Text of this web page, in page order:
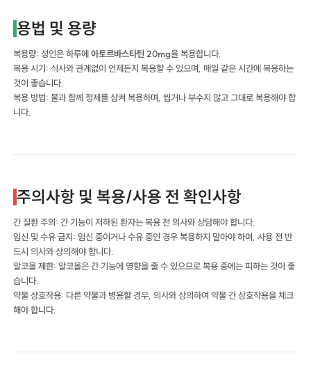
용법 및 용량
복용량: 성인은 하루에아토르바스타틴 20mg을 복용합니다.
복용 시기: 식사와 관계없이 언제든지 복용할 수 있으며, 매일 같은 시간에 복용하는
것이 좋습니다.
복용 방법: 물과 함께 정제를 삼켜 복용하며, 씹거나 부수지 않고 그대로 복용해야 합
니다.
주의사항 및 복용/사용 전 확인사항
간 질환 주의: 간 기능이 저하된 환자는 복용 전 의사와 상담해야 합니다.
임신 및 수유 금지: 임신 중이거나 수유 중인 경우 복용하지 말아야 하며, 사용 전 반
드시 의사와 상의해야 합니다.
알코올 제한: 알코올은 간 기능에 영향을 줄 수 있으므로 복용 중에는 피하는 것이 좋
습니다.
약물 상호작용: 다른 약물과 병용할 경우, 의사와 상의하여 약물 간 상호작용을 체크
해야 합니다.